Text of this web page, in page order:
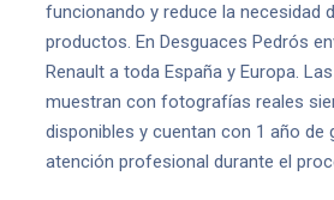
funcionando y reduce la necesidad
productos. En Desguaces Pedrós
Renault a toda España y Europa.
muestran con fotografías reales
disponibles y cuentan con 1 año de
atención profesional durante el